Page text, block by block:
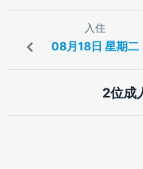
入住
2位成